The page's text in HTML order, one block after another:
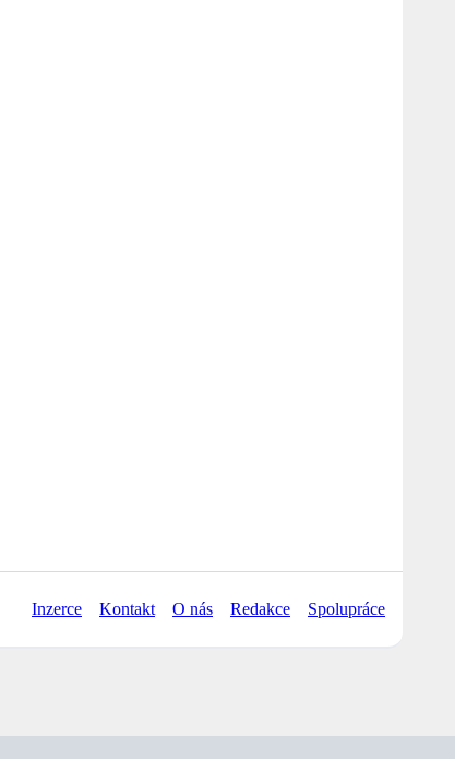
Inzerce Kontakt O nás Redakce Spolupráce